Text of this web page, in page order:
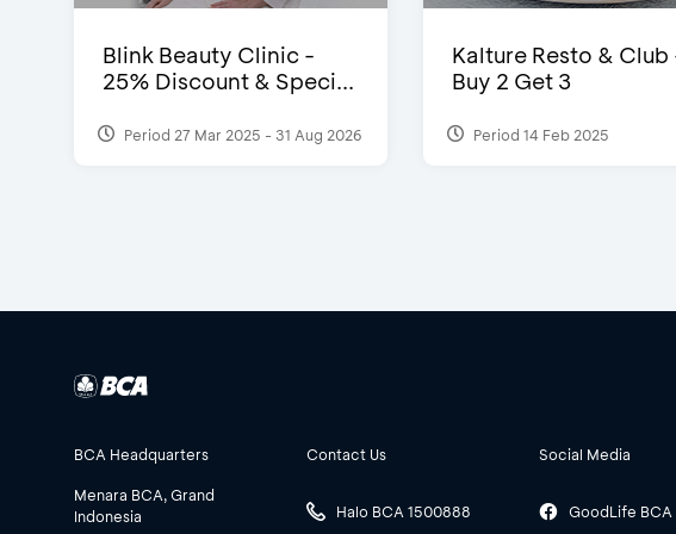
Blink Beauty Clinic -
25% Discount & Speci...
Period 27 Mar 2025 - 31 Aug 2026
Kalture Resto & Club
Buy 2 Get 3
Period 14 Feb 2025
BCA Headquarters
Menara BCA, Grand
Indonesia
Contact Us
Halo BCA 1500888
Social Media
GoodLife BCA